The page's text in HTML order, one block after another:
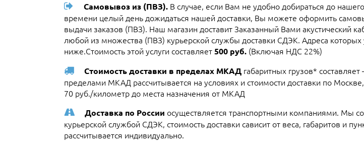
Самовывоз из (ПВЗ). В случае, если Вам не удобно добираться до
времени целый день дожидаться нашей доставки, Вы можете оформить
выдачи заказов (ПВЗ). Наш магазин доставит Заказанный Вами акустический
любой из множества (ПВЗ) курьерской службы доставки СДЭК. Адреса которых
ниже.Стоимость этой услуги составляет500 руб. (Включая НДС 22%)
Стоимость доставки в пределах МКАД габаритных грузов*
пределами МКАД рассчитывается на условиях и стоимости доставки по
70 руб./километр до места назначения от МКАД
Доставка по России осуществляется транспортными компаниями. Мы
курьерской службой СДЭК, стоимость доставки сависит от веса, габаритов и
рассчитывается индивидуально.